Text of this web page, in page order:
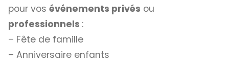
pour vos événements privés ou
professionnels :
– Fête de famille
– Anniversaire enfants